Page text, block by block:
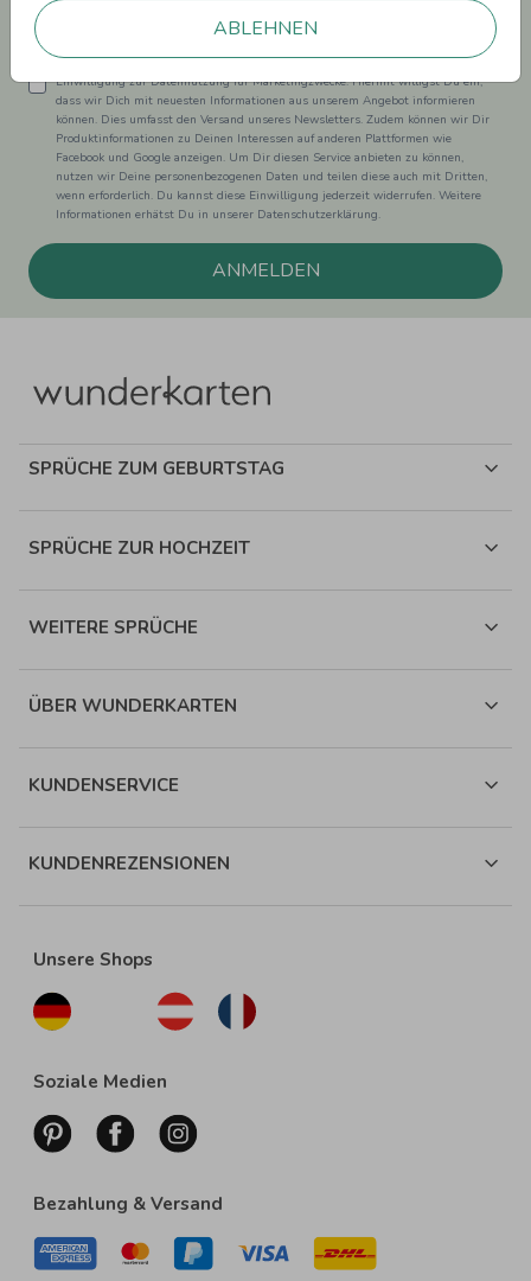
ABLEHNEN
Einwilligung zur Datennutzung für Marketingzwecke: Hiermit willigst Du ein,
dass wir Dich mit neuesten Informationen aus unserem Angebot informieren
können. Dies umfasst den Versand unseres Newsletters. Zudem können wir Dir
Produktinformationen zu Deinen Interessen auf anderen Plattformen wie
Facebook und Google anzeigen. Um Dir diesen Service anbieten zu können,
nutzen wir Deine personenbezogenen Daten und teilen diese auch mit Dritten,
wenn erforderlich. Du kannst diese Einwilligung jederzeit widerrufen. Weitere
Informationen erhätst Du in unserer Datenschutzerklärung.
ANMELDEN
SPRÜCHE ZUM GEBURTSTAG
SPRÜCHE ZUR HOCHZEIT
WEITERE SPRÜCHE
ÜBER WUNDERKARTEN
KUNDENSERVICE
KUNDENREZENSIONEN
Unsere Shops
Soziale Medien
Bezahlung & Versand